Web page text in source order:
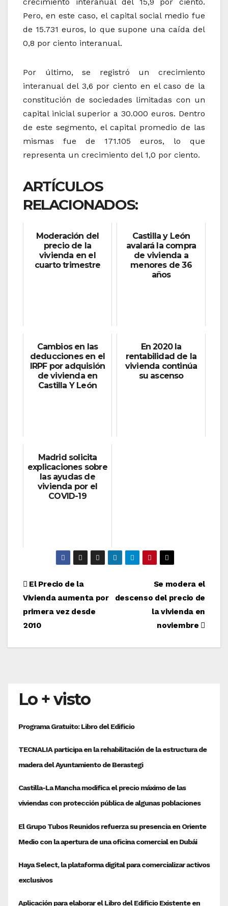
Pero, en este caso, el capital social medio fue
de 15.731 euros, lo que supone una caída del
0,8 por ciento interanual.
Por último, se registró un crecimiento
interanual del 3,6 por ciento en el caso de la
constitución de sociedades limitadas con un
capital inicial superior a 30.000 euros. Dentro
de este segmento, el capital promedio de las
mismas fue de 171.105 euros, lo que
representa un crecimiento del 1,0 por ciento.
ARTÍCULOS
RELACIONADOS:
Moderación del
precio de la
vivienda en el
cuarto trimestre
Castilla y León
avalará la compra
de vivienda a
menores de 36
años
Cambios en las
deducciones en el
IRPF por adquisión
de vivienda en
Castilla Y León
En 2020 la
rentabilidad de la
vivienda continúa
su ascenso
Madrid solicita
explicaciones sobre
las ayudas de
vivienda por el
COVID-19
Navegación
de
entradas
Se modera el
descenso del precio de
la vivienda en
noviembre
El Precio de la
Vivienda aumenta por
primera vez desde
2010
Lo + visto